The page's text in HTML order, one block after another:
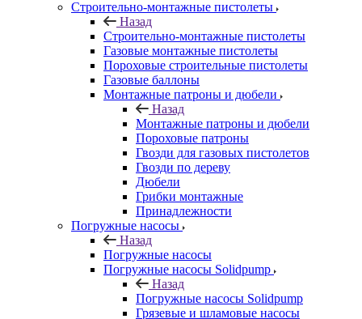
Строительно-монтажные пистолеты
Назад
Строительно-монтажные пистолеты
Газовые монтажные пистолеты
Пороховые строительные пистолеты
Газовые баллоны
Монтажные патроны и дюбели
Назад
Монтажные патроны и дюбели
Пороховые патроны
Гвозди для газовых пистолетов
Гвозди по дереву
Дюбели
Грибки монтажные
Принадлежности
Погружные насосы
Назад
Погружные насосы
Погружные насосы Solidpump
Назад
Погружные насосы Solidpump
Грязевые и шламовые насосы